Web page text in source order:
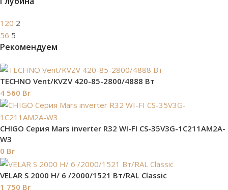
120 2
56 5
Рекомендуем
TECHNO Vent/KVZV 420-85-2800/4888 Вт
4 560 Br
СHIGO Серия Mars inverter R32 WI-FI CS-35V3G-1C211AM2A-
W3
0 Br
VELAR S 2000 H/ 6 /2000/1521 Вт/RAL Classic
1 750 Br